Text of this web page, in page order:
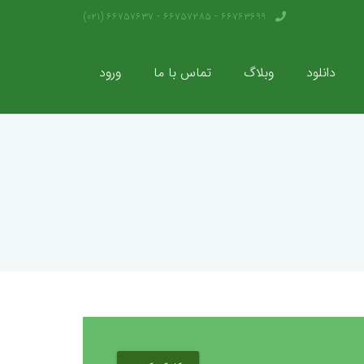
دانلود وبلاگ تماس با ما ورود